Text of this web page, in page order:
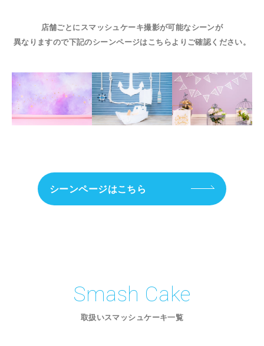
店舗ごとにスマッシュケーキ撮影が可能なシーンが
異なりますので下記のシーンページはこちらよりご確認ください。
シーンページはこちら
Smash Cake
取扱いスマッシュケーキ一覧